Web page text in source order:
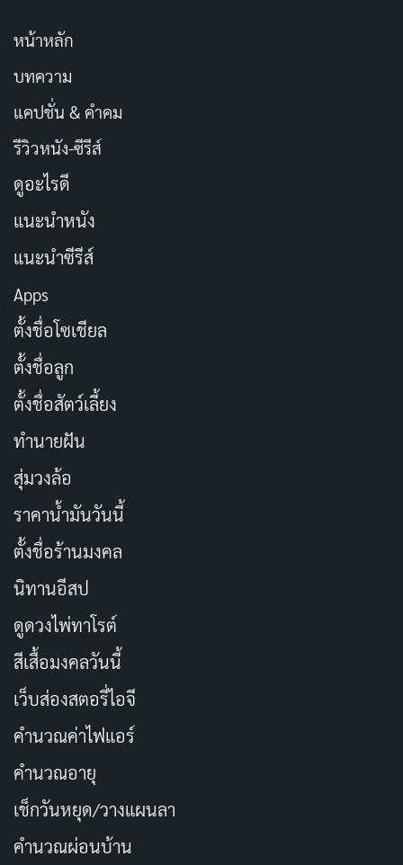
หน้าหลัก
บทความ
แคปชั่น & คำคม
รีวิวหนัง-ซีรีส์
ดูอะไรดี
แนะนำหนัง
แนะนำซีรีส์
Apps
ตั้งชื่อโซเชียล
ตั้งชื่อลูก
ตั้งชื่อสัตว์เลี้ยง
ทำนายฝัน
สุ่มวงล้อ
ราคาน้ำมันวันนี้
ตั้งชื่อร้านมงคล
นิทานอีสป
ดูดวงไพ่ทาโรต์
สีเสื้อมงคลวันนี้
เว็บส่องสตอรี่ไอจี
คำนวณค่าไฟแอร์
คำนวณอายุ
เช็กวันหยุด/วางแผนลา
คำนวณผ่อนบ้าน